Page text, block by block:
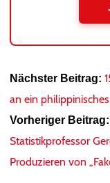
Nächster Beitrag:
an ein
Vorheriger Beitrag:
Statistikprofessor
Produzieren von